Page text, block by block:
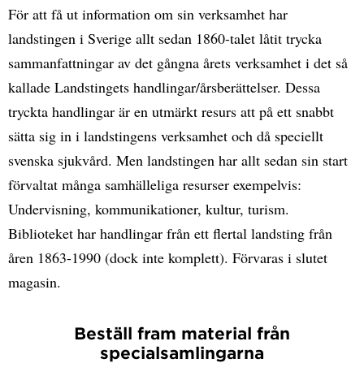
För att få ut information om sin verksamhet har
landstingen i Sverige allt sedan 1860-talet låtit trycka
sammanfattningar av det gångna årets verksamhet i det så
kallade Landstingets handlingar/årsberättelser. Dessa
tryckta handlingar är en utmärkt resurs att på ett snabbt
sätta sig in i landstingens verksamhet och då speciellt
svenska sjukvård. Men landstingen har allt sedan sin start
förvaltat många samhälleliga resurser exempelvis:
Undervisning, kommunikationer, kultur, turism.
Biblioteket har handlingar från ett flertal landsting från
åren 1863-1990 (dock inte komplett). Förvaras i slutet
magasin.
Beställ fram material från
specialsamlingarna